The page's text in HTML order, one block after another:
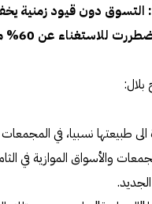
دون قيود زمنية
عن 60% من العمالة بسبب الركود
طبيعتها نسبيا، في المجمعات
والأسواق الموازية في